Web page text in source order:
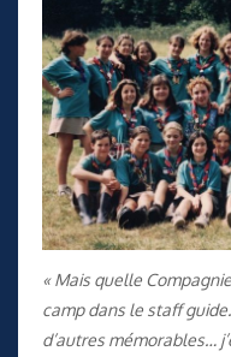
« Mais quelle
camp dans le staff
d’autres mémorables…